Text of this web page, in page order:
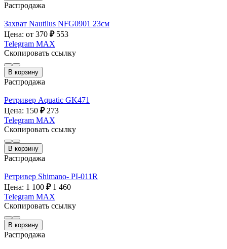
Распродажа
Захват Nautilus NFG0901 23см
Цена: от 370 ₽ 553
Telegram MAX
Скопировать ссылку
В корзину
Распродажа
Ретривер Aquatic GK471
Цена: 150 ₽ 273
Telegram MAX
Скопировать ссылку
В корзину
Распродажа
Ретривер Shimano- PI-011R
Цена: 1 100 ₽ 1 460
Telegram MAX
Скопировать ссылку
В корзину
Распродажа